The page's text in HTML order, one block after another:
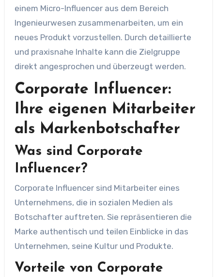
einem Micro-Influencer aus dem Bereich
Ingenieurwesen zusammenarbeiten, um ein
neues Produkt vorzustellen. Durch detaillierte
und praxisnahe Inhalte kann die Zielgruppe
direkt angesprochen und überzeugt werden.
Corporate Influencer:
Ihre eigenen Mitarbeiter
als Markenbotschafter
Was sind Corporate
Influencer?
Corporate Influencer sind Mitarbeiter eines
Unternehmens, die in sozialen Medien als
Botschafter auftreten. Sie repräsentieren die
Marke authentisch und teilen Einblicke in das
Unternehmen, seine Kultur und Produkte.
Vorteile von Corporate